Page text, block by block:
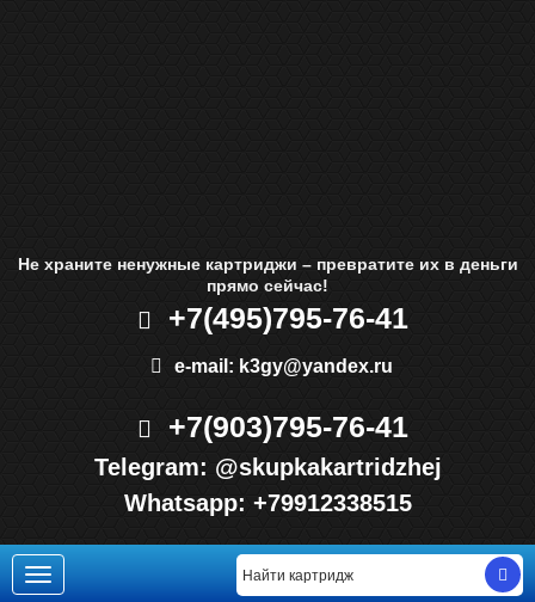
Не храните ненужные картриджи – превратите их в деньги
прямо сейчас!
+7(495)795-76-41
e-mail: k3gy@yandex.ru
+7(903)795-76-41
Telegram: @skupkakartridzhej
Whatsapp: +79912338515
Toggle